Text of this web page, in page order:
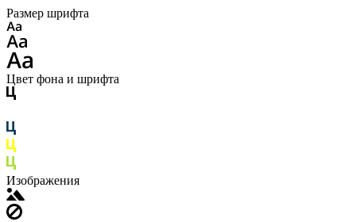
Размер шрифта
Цвет фона и шрифта
Изображения